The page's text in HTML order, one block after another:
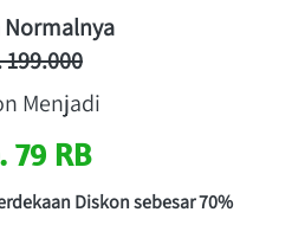
Normalnya
199.000
Menjadi
79 RB
Diskon sebesar 70%